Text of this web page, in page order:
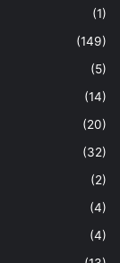
(1)
(149)
(5)
(14)
(20)
(32)
(2)
(4)
(4)